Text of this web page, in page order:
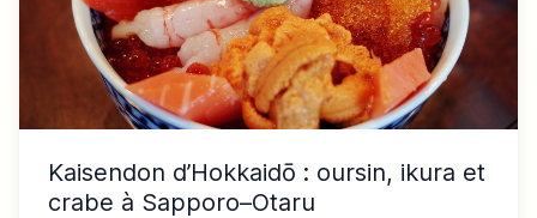
Kaisendon d’Hokkaidō : oursin, ikura et
crabe à Sapporo–Otaru